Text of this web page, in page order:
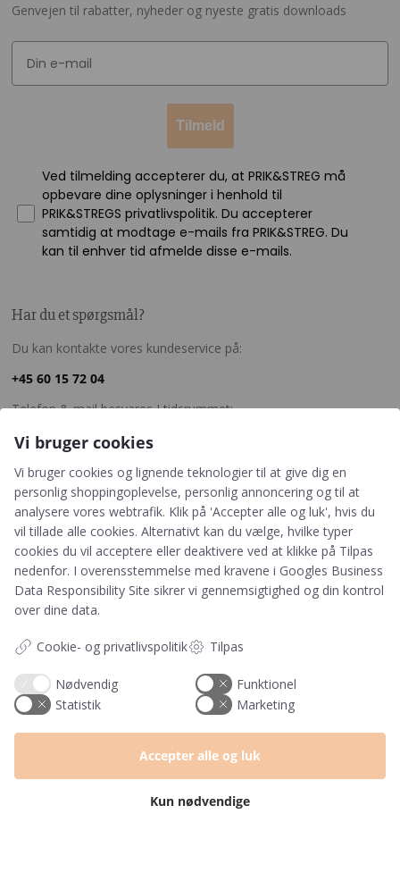
Har du et spørgsmål?
Du kan kontakte vores kundeservice på:
+45 60 15 72 04
Telefon & mail besvares I tidsrummet:
kundeservice@prikogstreg.dk
Information
Tryktider
Handelsbetingelser og FAQ
Persondatapolitik
Blog
Kategorier
Genvejen til rabatter, nyheder og nyeste gratis downloads
Tilmeld
Ved tilmelding accepterer du, at PRIK&STREG må
opbevare dine oplysninger i henhold til
PRIK&STREGS privatlivspolitik. Du accepterer
samtidig at modtage e-mails fra PRIK&STREG. Du
kan til enhver tid afmelde disse e-mails.
Vi bruger cookies
Vi bruger cookies og lignende teknologier til at give dig en
personlig shoppingoplevelse, personlig annoncering og til at
analysere vores webtrafik. Klik på 'Accepter alle og luk', hvis du
vil tillade alle cookies. Alternativt kan du vælge, hvilke typer
cookies du vil acceptere eller deaktivere ved at klikke på Tilpas
nedenfor. I overensstemmelse med kravene i Googles Business
Data Responsibility Site sikrer vi gennemsigtighed og din kontrol
over dine data.
Cookie- og privatlivspolitik Tilpas
Nødvendig
Funktionel
Statistik
Marketing
Kun nødvendige
Accepter alle og luk